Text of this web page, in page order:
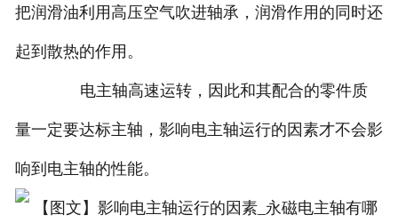
把润滑油利用高压空气吹进轴承，润滑作用的同时还
起到散热的作用。
电主轴高速运转，因此和其配合的零件质
量一定要达标主轴，影响电主轴运行的因素才不会影
响到电主轴的性能。